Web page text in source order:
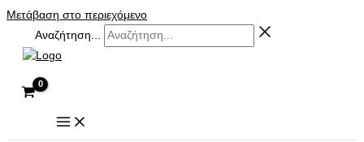
Μετάβαση στο περιεχόμενο
Αναζήτηση...